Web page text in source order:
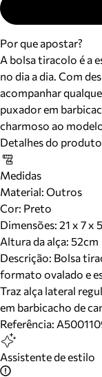
Por que apostar?
A bolsa tiracolo é a
no dia a dia. Com
acompanhar
puxador em
charmoso ao
Detalhes do produto
Medidas
Material: Outros
Cor: Preto
Dimensões: 21 x 7 x
Altura da alça: 52cm
Descrição: Bolsa
formato ovalado e
Traz alça lateral
em barbicacho de
Referência:
Assistente de estilo